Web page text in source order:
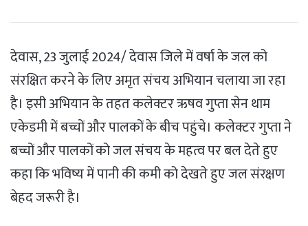
देवास, 23 जुलाई 2024/ देवास जिले में वर्षा के जल को
संरक्षित करने के लिए अमृत संचय अभियान चलाया जा रहा
है। इसी अभियान के तहत कलेक्टर ऋषव गुप्ता सेन थाम
एकेडमी में बच्चों और पालकों के बीच पहुंचे। कलेक्टर गुप्ता ने
बच्चों और पालकों को जल संचय के महत्व पर बल देते हुए
कहा कि भविष्य में पानी की कमी को देखते हुए जल संरक्षण
बेहद जरूरी है।